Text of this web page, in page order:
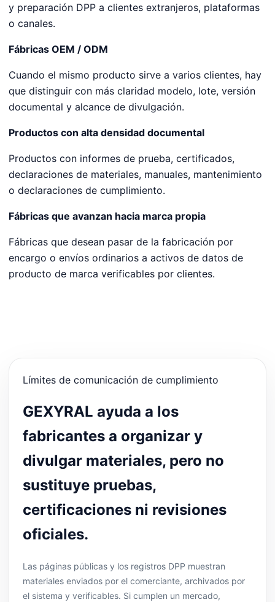
y preparación DPP a clientes extranjeros, plataformas
o canales.
Fábricas OEM / ODM
Cuando el mismo producto sirve a varios clientes, hay
que distinguir con más claridad modelo, lote, versión
documental y alcance de divulgación.
Productos con alta densidad documental
Productos con informes de prueba, certificados,
declaraciones de materiales, manuales, mantenimiento
o declaraciones de cumplimiento.
Fábricas que avanzan hacia marca propia
Fábricas que desean pasar de la fabricación por
encargo o envíos ordinarios a activos de datos de
producto de marca verificables por clientes.
Límites de comunicación de cumplimiento
GEXYRAL ayuda a los
fabricantes a organizar y
divulgar materiales, pero no
sustituye pruebas,
certificaciones ni revisiones
oficiales.
Las páginas públicas y los registros DPP muestran
materiales enviados por el comerciante, archivados por
el sistema y verificables. Si cumplen un mercado,